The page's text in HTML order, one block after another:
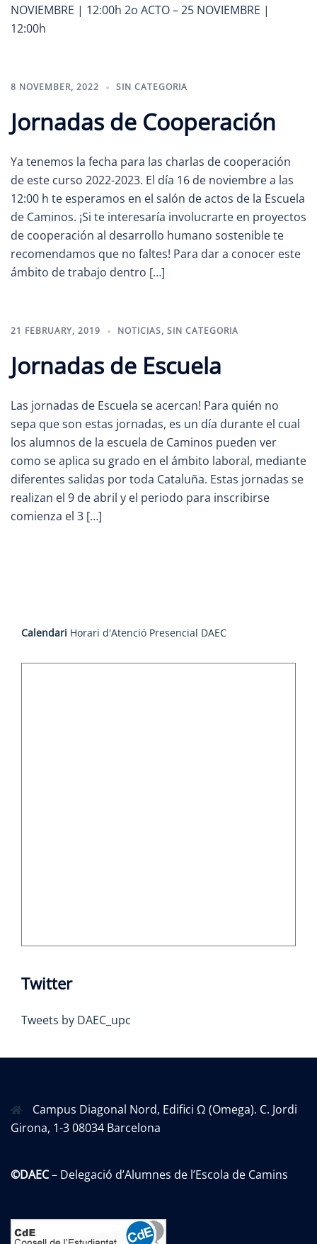
NOVIEMBRE | 12:00h 2o ACTO – 25 NOVIEMBRE |
12:00h
8 NOVEMBER, 2022 SIN CATEGORIA
Jornadas de Cooperación
Ya tenemos la fecha para las charlas de cooperación
de este curso 2022-2023. El día 16 de noviembre a las
12:00 h te esperamos en el salón de actos de la Escuela
de Caminos. ¡Si te interesaría involucrarte en proyectos
de cooperación al desarrollo humano sostenible te
recomendamos que no faltes! Para dar a conocer este
ámbito de trabajo dentro […]
21 FEBRUARY, 2019 NOTICIAS, SIN CATEGORIA
Jornadas de Escuela
Las jornadas de Escuela se acercan! Para quién no
sepa que son estas jornadas, es un día durante el cual
los alumnos de la escuela de Caminos pueden ver
como se aplica su grado en el ámbito laboral, mediante
diferentes salidas por toda Cataluña. Estas jornadas se
realizan el 9 de abril y el periodo para inscribirse
comienza el 3 […]
Calendari Horari d'Atenció Presencial DAEC
Twitter
Tweets by DAEC_upc
Campus Diagonal Nord, Edifici Ω (Omega). C. Jordi
Girona, 1-3 08034 Barcelona
©DAEC– Delegació d’Alumnes de l’Escola de Camins